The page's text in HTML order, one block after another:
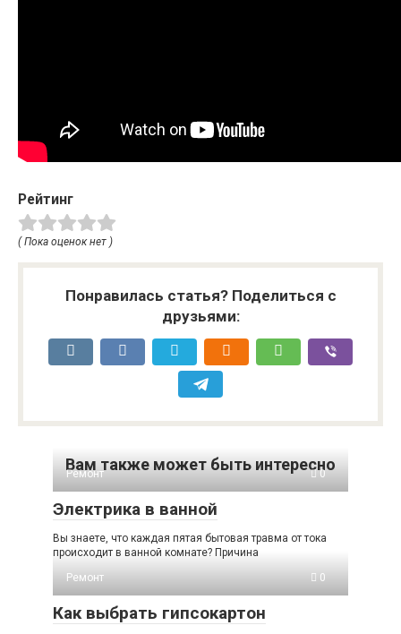
Рейтинг
( Пока оценок нет )
Понравилась статья? Поделиться с
друзьями:
Вам также может быть интересно
Ремонт 0
Электрика в ванной
Вы знаете, что каждая пятая бытовая травма от тока
происходит в ванной комнате? Причина
Ремонт
0
Как выбрать гипсокартон